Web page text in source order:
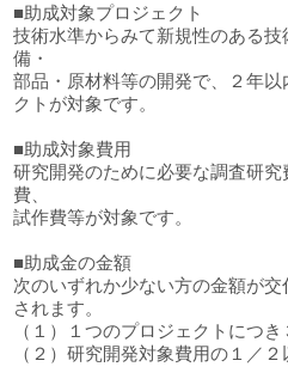
■助成対象プロジェクト
技術水準からみて新規性のある
備・
部品・原材料等の開発で、２年
クトが対象です。
■助成対象費用
研究開発のために必要な調査研
費、
試作費等が対象です。
■助成金の金額
次のいずれか少ない方の金額が
されます。
（１）１つのプロジェクトにつ
（２）研究開発対象費用の１／２